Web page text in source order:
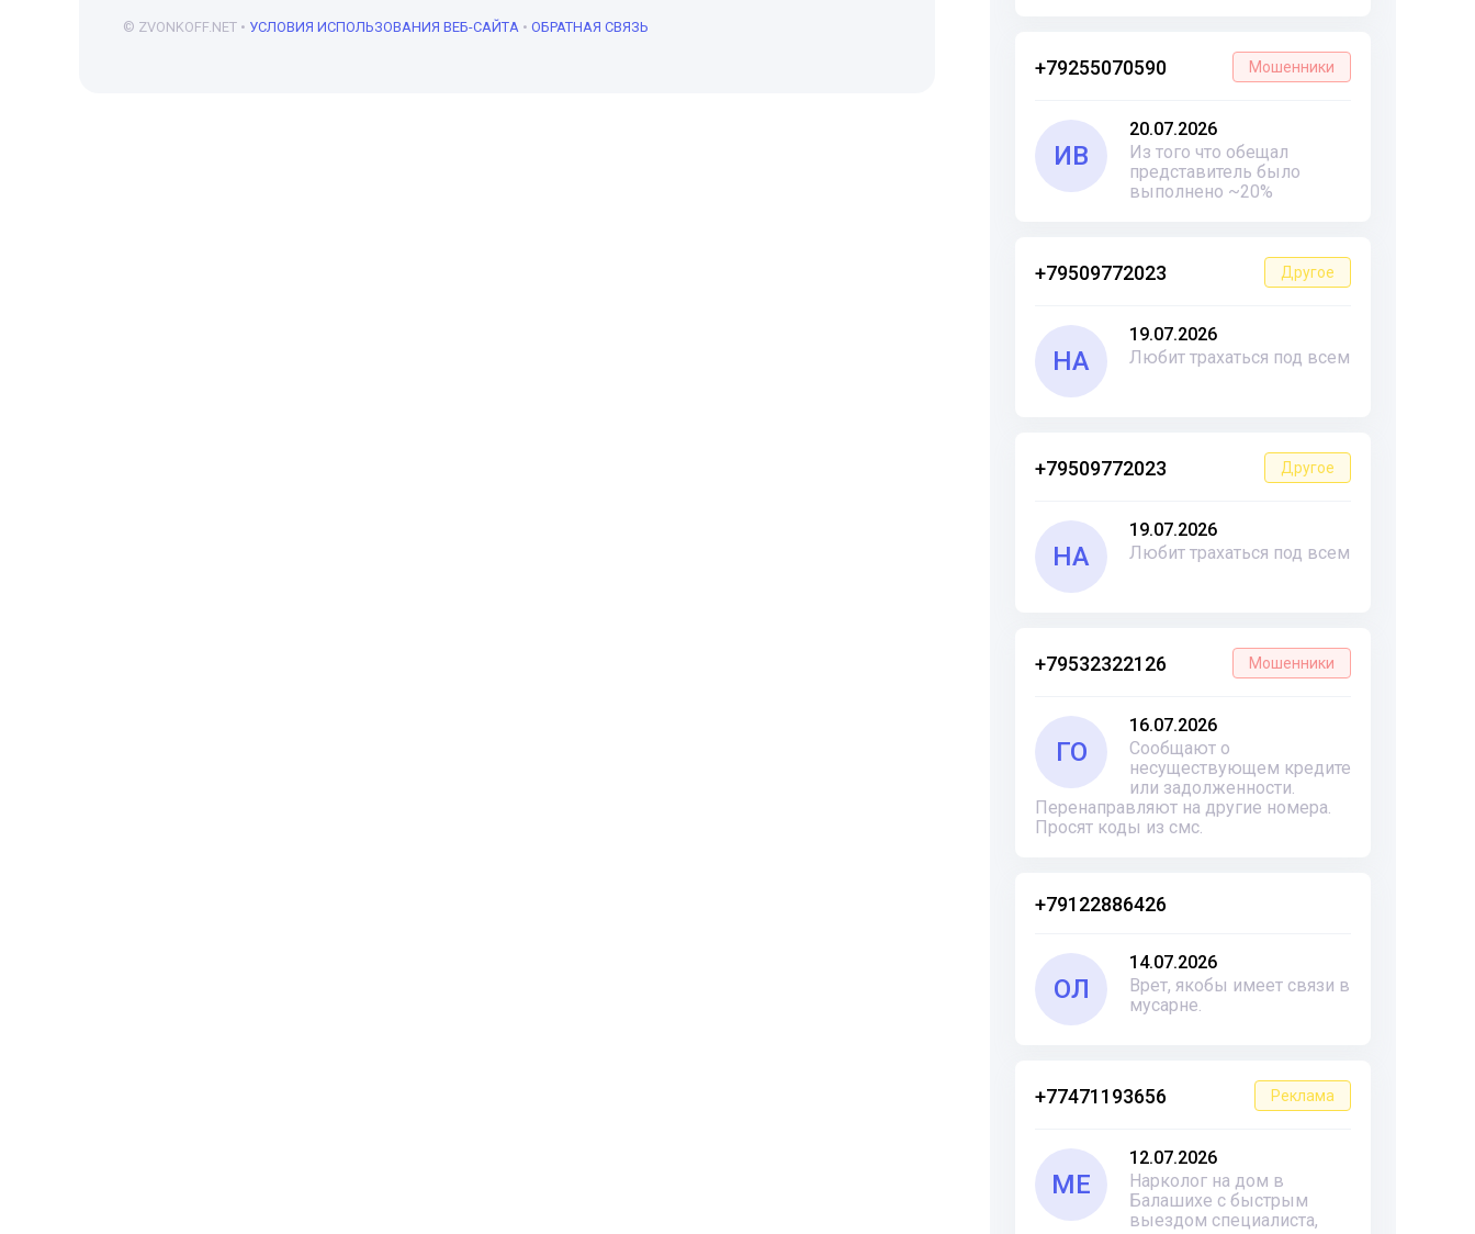
+79255070590 Мошенники
ИВ
20.07.2026
Из того что обещал
представитель было
выполнено ~20%
+79509772023 Другое
НА
19.07.2026
Любит трахаться под всем
+79509772023 Другое
НА
19.07.2026
Любит трахаться под всем
+79532322126 Мошенники
ГО
16.07.2026
Сообщают о
несуществующем кредите
или задолженности.
Перенаправляют на другие номера.
Просят коды из смс.
+79122886426
ОЛ
14.07.2026
Врет, якобы имеет связи в
мусарне.
+77471193656 Реклама
ME
12.07.2026
Нарколог на дом в
Балашихе с быстрым
выездом специалиста,
© ZVONKOFF.NET • УСЛОВИЯ ИСПОЛЬЗОВАНИЯ ВЕБ-САЙТА • ОБРАТНАЯ СВЯЗЬ